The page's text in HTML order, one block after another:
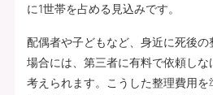
に1世帯を占める見込みです。
配偶者や子どもなど、身近に死後
場合には、第三者に有料で依頼し
考えられます。こうした整理費用を